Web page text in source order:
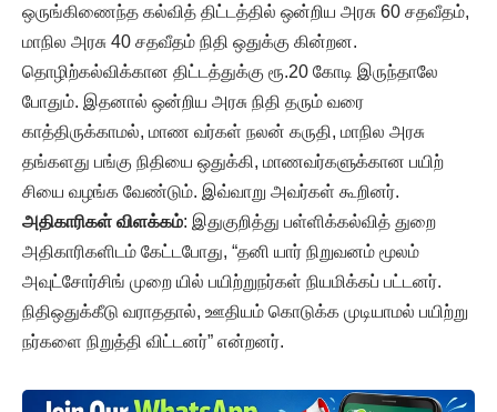
ஒருங்கிணைந்த கல்வித் திட்டத்தில் ஒன்றிய அரசு 60 சதவீதம்,
மாநில அரசு 40 சதவீதம் நிதி ஒதுக்கு கின்றன.
தொழிற்கல்விக்கான திட்டத்துக்கு ரூ.20 கோடி இருந்தாலே
போதும். இதனால் ஒன்றிய அரசு நிதி தரும் வரை
காத்திருக்காமல், மாண வர்கள் நலன் கருதி, மாநில அரசு
தங்களது பங்கு நிதியை ஒதுக்கி, மாணவர்களுக்கான பயிற்
சியை வழங்க வேண்டும். இவ்வாறு அவர்கள் கூறினர்.
அதிகாரிகள் விளக்கம்: இதுகுறித்து பள்ளிக்கல்வித் துறை
அதிகாரிகளிடம் கேட்டபோது, “தனி யார் நிறுவனம் மூலம்
அவுட்சோர்சிங் முறை யில் பயிற்றுநர்கள் நியமிக்கப் பட்டனர்.
நிதிஒதுக்கீடு வராததால், ஊதியம் கொடுக்க முடியாமல் பயிற்று
நர்களை நிறுத்தி விட்டனர்” என்றனர்.